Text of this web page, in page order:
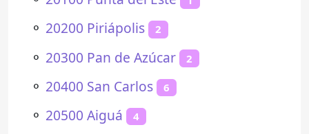
⚬ 20200 Piriápolis 2
⚬ 20300 Pan de Azúcar 2
⚬ 20400 San Carlos 6
⚬ 20500 Aiguá 4